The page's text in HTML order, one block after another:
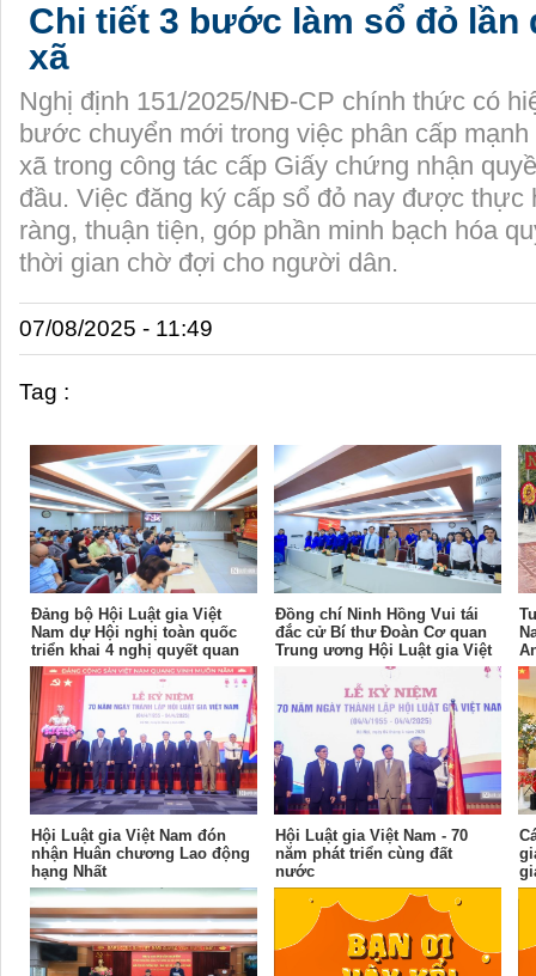
Chi tiết 3 bước làm sổ đỏ lần
xã
Nghị định 151/2025/NĐ-CP chính thức có
bước chuyển mới trong việc phân cấp
xã trong công tác cấp Giấy chứng nhận
đầu. Việc đăng ký cấp sổ đỏ nay được thực
ràng, thuận tiện, góp phần minh bạch hóa
thời gian chờ đợi cho người dân.
07/08/2025 - 11:49
Tag :
Đảng bộ Hội Luật gia Việt
Nam dự Hội nghị toàn quốc
triển khai 4 nghị quyết quan
trọng của Bộ Chính trị
Đồng chí Ninh Hồng Vui tái
đắc cử Bí thư Đoàn Cơ quan
Trung ương Hội Luật gia Việt
Hội Luật gia Việt Nam đón
nhận Huân chương Lao động
hạng Nhất
Hội Luật gia Việt Nam - 70
năm phát triển cùng đất
nước